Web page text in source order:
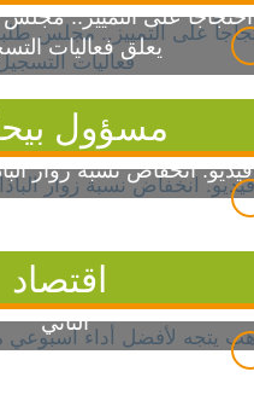
احتجاجاً على التمييز..
يعلق فعاليات
مسؤول
فيديو: انخفاض نسبة زوار
اقتصاد
الذهب يتجه لأفضل أداء
الثاني